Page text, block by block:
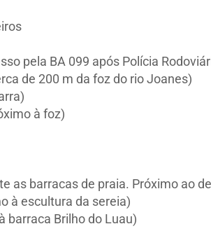
pela BA 099 após Polícia
de 200 m da foz do rio Joanes)
à foz)
as barracas de praia. Próximo ao
à escultura da sereia)
barraca Brilho do Luau)